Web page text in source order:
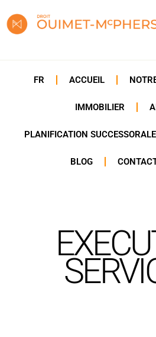
FR ACCUEIL
IMMOBILIER
PLANIFICATION SUCCESSORALE
BLOG